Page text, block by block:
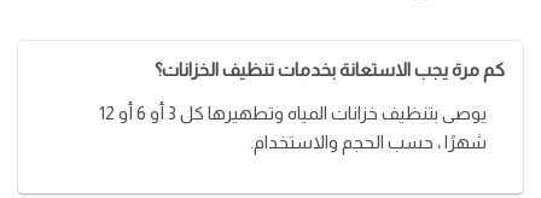
كم مرة يجب الاستعانة بخدمات تنظيف الخزانات؟
يوصى بتنظيف خزانات المياه وتطهيرها كل 3 أو 6 أو 12
شهرًا ، حسب الحجم والاستخدام.